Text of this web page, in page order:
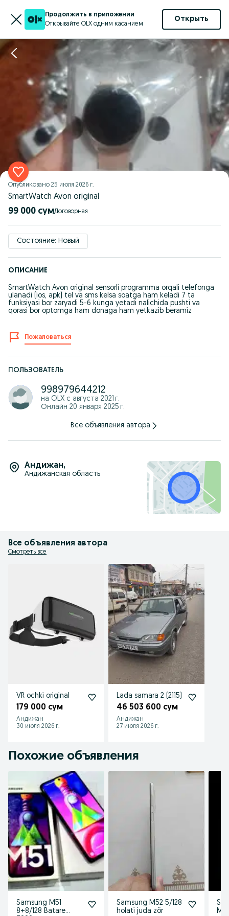
Продолжить в приложении
Открывайте OLX одним касанием
Открыть
Опубликовано 25 июля 2026 г.
SmartWatch Avon original
99 000 сум Договорная
Состояние: Новый
ОПИСАНИЕ
SmartWatch Avon original sensorli programma orqali telefonga
ulanadi (ios, apk) tel va sms kelsa soatga ham keladi 7 ta
funksiyasi bor zaryadi 5-6 kunga yetadi nalichida pushti va
qorasi bor optomga ham donaga ham yetkazib beramiz
Пожаловаться
ПОЛЬЗОВАТЕЛЬ
998979644212
на OLX с августа 2021 г.
Онлайн 20 января 2025 г.
Все объявления автора
Андижан,
Андижанская область
Все объявления автора
Смотреть все
VR ochki original
179 000 сум
Андижан
30 июля 2026 г.
Lada samara 2 (2115)
46 503 600 сум
Андижан
27 июля 2026 г.
Похожие объявления
Samsung M51
8+8/128 Batare
Samsung M52 5/128
holati juda zõr